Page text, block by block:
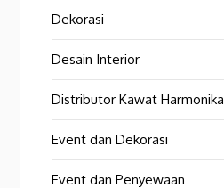
Dekorasi
Desain Interior
Distributor Kawat Harmonika
Event dan Dekorasi
Event dan Penyewaan